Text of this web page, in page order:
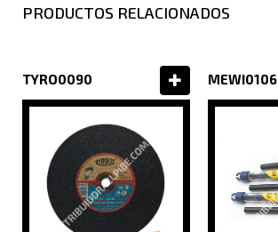
PRODUCTOS RELACIONADOS
TYRO0090 MEWI0106